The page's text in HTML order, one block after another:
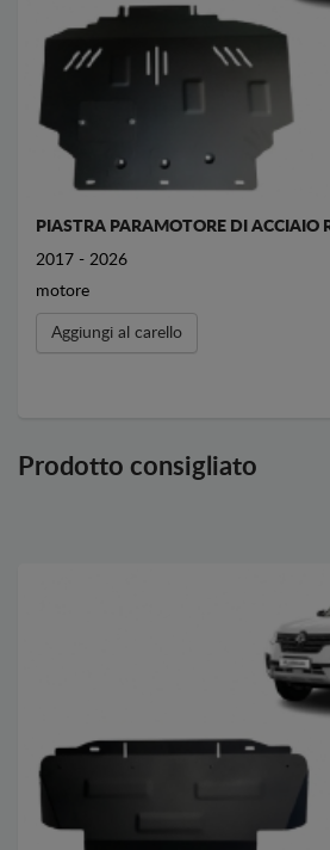
PIASTRA PARAMOTORE DI ACCIAIO
2017 - 2026
motore
Aggiungi al carello
Prodotto consigliato